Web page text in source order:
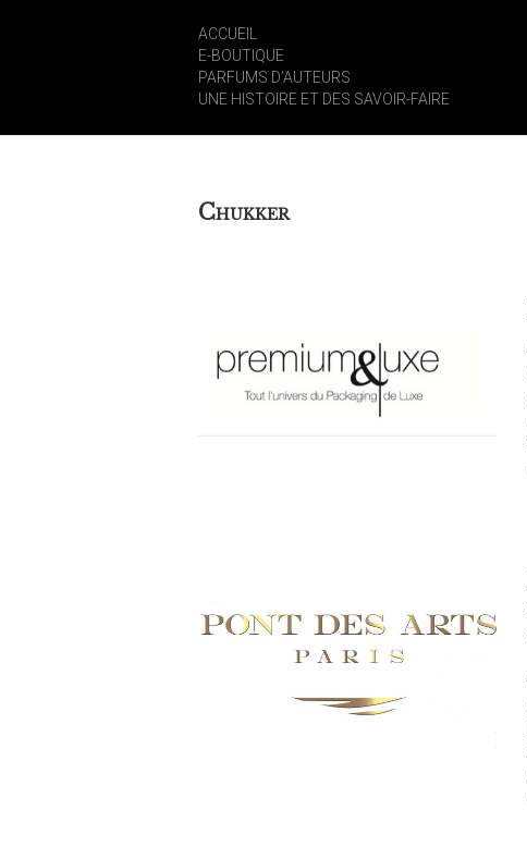
ACCUEIL
E-BOUTIQUE
PARFUMS D’AUTEURS
UNE HISTOIRE ET DES SAVOIR-FAIRE
CHUKKER